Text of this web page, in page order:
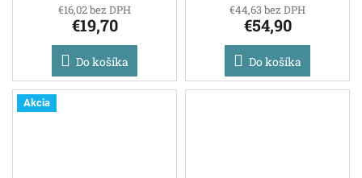
€16,02 bez DPH
€19,70
Do košíka
€44,63 bez DPH
€54,90
Do košíka
Akcia